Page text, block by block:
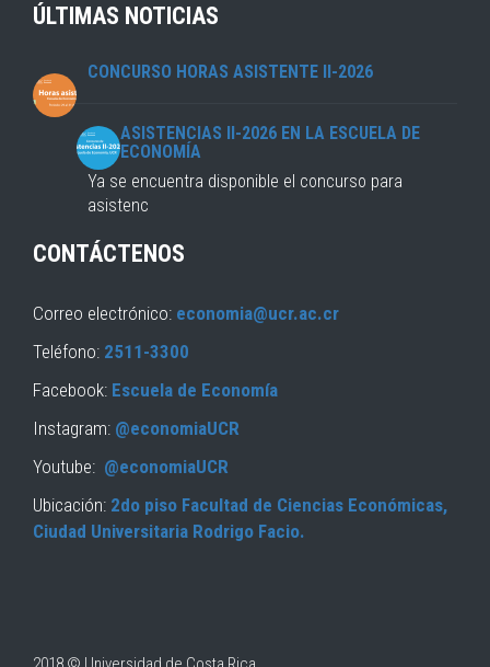
ÚLTIMAS NOTICIAS
CONCURSO HORAS ASISTENTE II-2026
ASISTENCIAS II-2026 EN LA ESCUELA DE
ECONOMÍA
Ya se encuentra disponible el concurso para
asistenc
CONTÁCTENOS
Correo electrónico: economia@ucr.ac.cr
Teléfono: 2511-3300
Facebook: Escuela de Economía
Instagram: @economiaUCR
Youtube: @economiaUCR
Ubicación: 2do piso Facultad de Ciencias Económicas,
Ciudad Universitaria Rodrigo Facio.